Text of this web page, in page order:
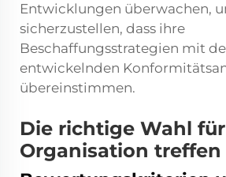
Entwicklungen überwachen,
sicherzustellen, dass ihre
Beschaffungsstrategien mit
entwickelnden
übereinstimmen.
Die richtige Wahl
Organisation treffen